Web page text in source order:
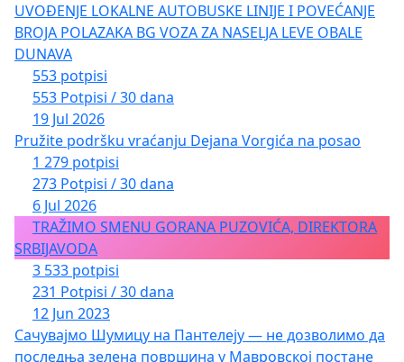
UVOĐENJE LOKALNE AUTOBUSKE LINIJE I POVEĆANJE
BROJA POLAZAKA BG VOZA ZA NASELJA LEVE OBALE
DUNAVA
553 potpisi
553 Potpisi / 30 dana
19 Jul 2026
Pružite podršku vraćanju Dejana Vorgića na posao
1 279 potpisi
273 Potpisi / 30 dana
6 Jul 2026
TRAŽIMO SMENU GORANA PUZOVIĆA, DIREKTORA
SRBIJAVODA
3 533 potpisi
231 Potpisi / 30 dana
12 Jun 2023
Сачувајмо Шумицу на Пантелеју — не дозволимо да
последња зелена површина у Мавровској постане